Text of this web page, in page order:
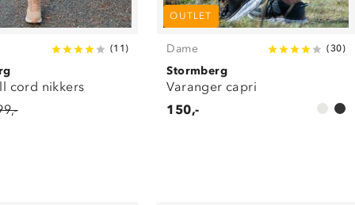
(11 )
cord nikkers
OUTLET
Dame (30)
Stormberg
Varanger capri
150,-